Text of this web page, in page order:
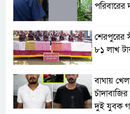
পরিবারের
শেরপুরের
৮১ লাখ
বাঘায়
দুই যুবক